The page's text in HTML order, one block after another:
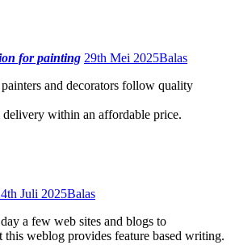
for painting 29th Mei 2025Balas
and decorators follow quality
delivery within an affordable price.
Juli 2025Balas
a few web sites and blogs to
this weblog provides feature based writing.